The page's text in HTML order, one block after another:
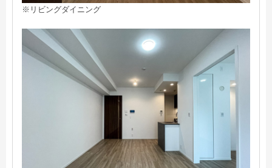
※リビングダイニング